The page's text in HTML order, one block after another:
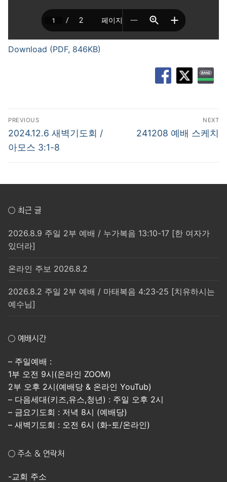
Download (PDF, 846KB)
글
탐
색
PREVIOUS
Previous
post:
2024.12.6 새벽기도회 /
아모스 3:1-8
NEXT
Next
241208 예배 스케치
○ 최근 글
2026.8.9 주일 2부 예배 / 누가복음 13:10-17 [한 여자가
있더라]
온라인 주보 2026.8.2
2026.8.2 주일 2부 예배 / 마태복음 4:23-25 [치유하시는
예수님]
○ 예배시간
– 주일예배 :
1부 오전 9시(온라인 ZOOM)
2부 오후 2시(예배당 & 온라인 YouTub)
– 다음세대(키즈,유스,청년) : 주일 오후 2시
– 금요기도회 : 저녁 8시 (예배당)
– 새벽기도회 : 오전 6시 (화-토/온라인)
○ 주소 & 연락처
-교회 주소